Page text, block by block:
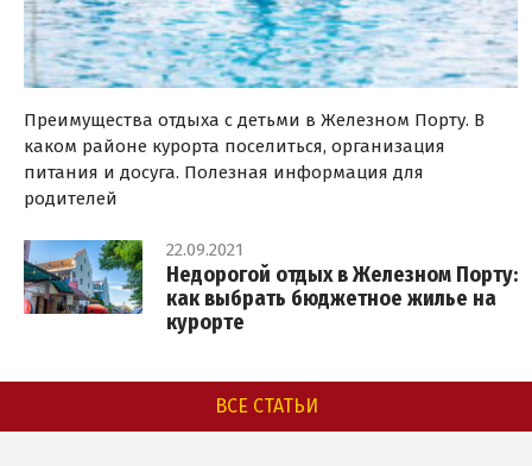
Преимущества отдыха с детьми в Железном Порту. В
каком районе курорта поселиться, организация
питания и досуга. Полезная информация для
родителей
22.09.2021
Недорогой отдых в Железном Порту:
как выбрать бюджетное жилье на
курорте
ВСЕ СТАТЬИ